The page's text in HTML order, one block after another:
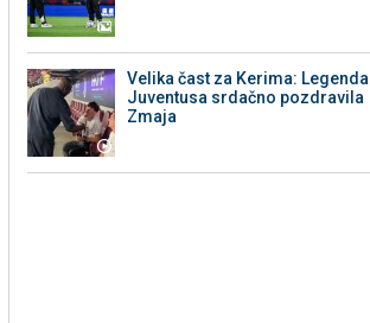
Velika čast za Kerima: Legenda
Juventusa srdačno pozdravila
Zmaja